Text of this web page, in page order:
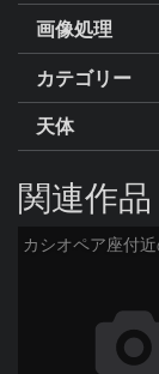
画像処理
カテゴリー
天体
関連作品